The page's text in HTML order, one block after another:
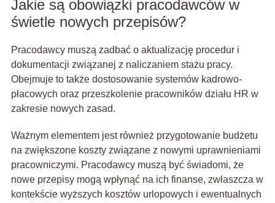
Jakie są obowiązki pracodawców w
świetle nowych przepisów?
Pracodawcy muszą zadbać o aktualizację procedur i
dokumentacji związanej z naliczaniem stażu pracy.
Obejmuje to także dostosowanie systemów kadrowo-
płacowych oraz przeszkolenie pracowników działu HR w
zakresie nowych zasad.
Ważnym elementem jest również przygotowanie budżetu
na zwiększone koszty związane z nowymi uprawnieniami
pracowniczymi. Pracodawcy muszą być świadomi, że
nowe przepisy mogą wpłynąć na ich finanse, zwłaszcza w
kontekście wyższych kosztów urlopowych i ewentualnych